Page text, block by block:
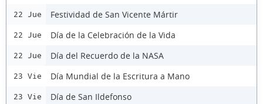
22 Jue Festividad de San Vicente Mártir
22 Jue Día de la Celebración de la Vida
22 Jue Día del Recuerdo de la NASA
23 Vie Día Mundial de la Escritura a Mano
23 Vie Día de San Ildefonso